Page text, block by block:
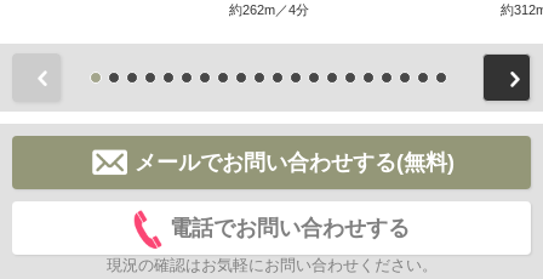
約262m／4分 約
メールでお問い合わせする(無料)
電話でお問い合わせする
現況の確認はお気軽にお問い合わせください。